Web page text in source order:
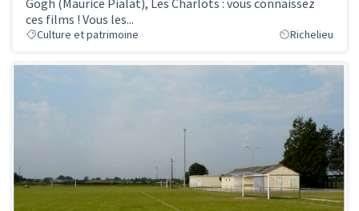
ces films ! Vous les...
Culture et patrimoine Richelieu